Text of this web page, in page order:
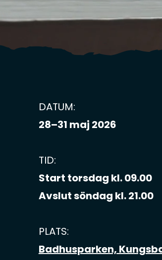
DATUM:
28–31 maj 2026
TID:
Start torsdag kl. 09.00
Avslut söndag kl. 21.00
PLATS:
Badhusparken,